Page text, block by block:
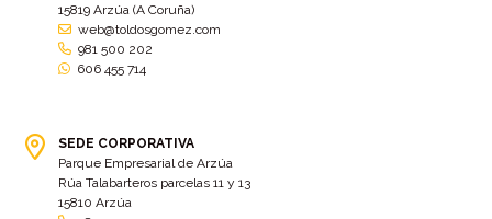
bolsa ct (3)
Bolsas de elevación
Cafe-bar Nova Xeira (2)
15819 Arzúa (A Coruña)
web@toldosgomez.com
981 500 202
606 455 714
SEDE CORPORATIVA
Parque Empresarial de Arzúa
Rúa Talabarteros parcelas 11 y 13
15810 Arzúa